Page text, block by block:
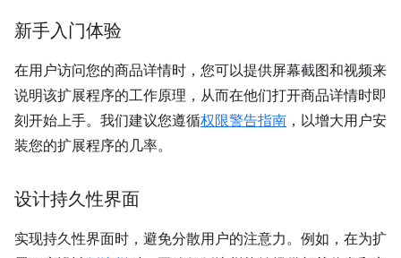
新手入门体验
在用户访问您的商品详情时，您可以提供屏幕截图和视频来
说明该扩展程序的工作原理，从而在他们打开商品详情时即
刻开始上手。我们建议您遵循权限警告指南 ，以增大用户安
装您的扩展程序的几率。
设计持久性界面
实现持久性界面时，避免分散用户的注意力。例如，在为扩